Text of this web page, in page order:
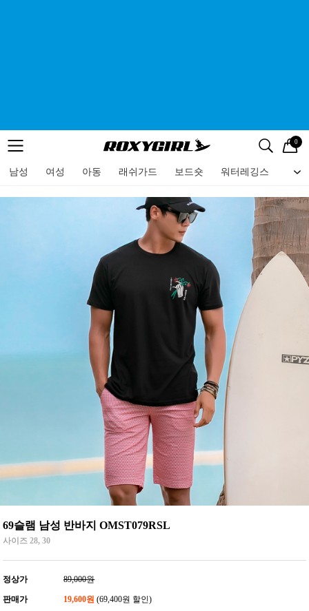
메뉴 검색
로고 0
남성 여성 아동 래쉬가드 보드숏 워터레깅스 비
메뉴
69슬램 남성 반바지 OMST079RSL
사이즈 28, 30
정상가 89,000원
판매가 19,600원 (69,400원 할인)